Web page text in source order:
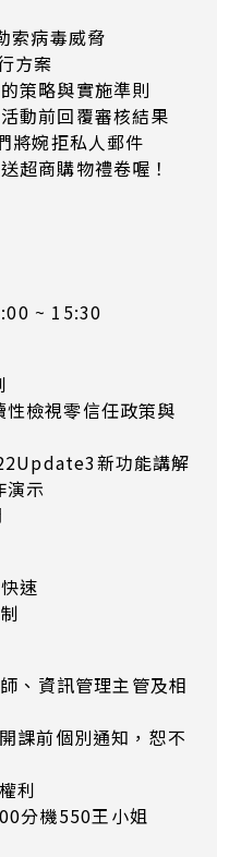
索病毒威脅
方案
策略與實施準則
動前回覆審核結果
將婉拒私人郵件
超商購物禮卷喔！
~ 15:30
檢視零信任政策與
新功能講解
示
速
、資訊管理主管及相
課前個別通知，恕不
利
分機550王小姐